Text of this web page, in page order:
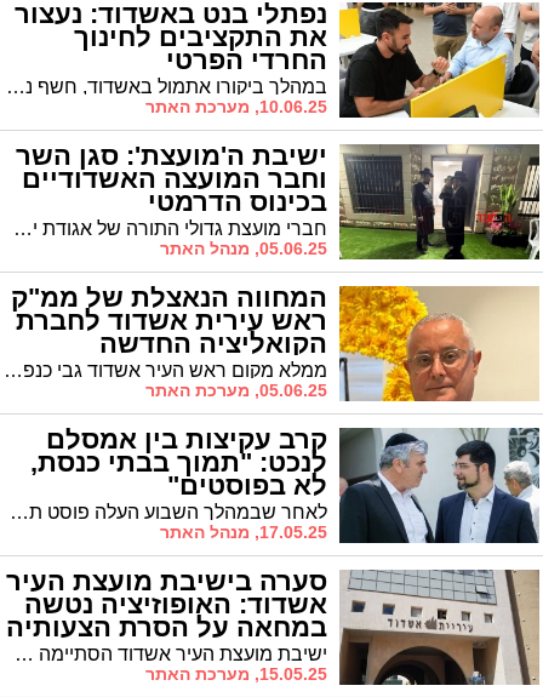
נפתלי בנט באשדוד: נעצור
את התקציבים לחינוך
החרדי הפרטי
במהלך ביקורו אתמול באשדוד, חשף נפתלי בנט, המבקש להתמודד על ראשות הממשלה פעם נוספת, את משנתו בנושאים הנוגעים לציבור החרדי. "מי שרוצה ללמוד במערכת חינוך פרטית/חרדית שאינה עונה על צרכי המדינה, שיממן זאת מכיסו, לא מכיסם של תושבי מדינת ישראל", אמר במהלך ביקור בביתו של מו"ל 'אשדוד נט' איל בן שמחון
10.06.25, מערכת האתר
ישיבת ה'מועצת': סגן השר
וחבר המועצה האשדודיים
בכינוס הדרמטי
חברי מועצת גדולי התורה של אגודת ישראל מתכנסים בשעה זו באכסנייתו של האדמו"ר מויזניץ במושב-אורה כדי לדון בצעדים הנדרשים לנוכח אי קידום החוק שיסדיר את מעמדם של בני הישיבות. בפתח נצפו סגן השר האשדודי ח"כ הרב טסלר עם חבר המועצה הרב שמואל שוק.
05.06.25, מנהל האתר
המחווה הנאצלת של ממ"ק
ראש עירית אשדוד לחברת
הקואליציה החדשה
ממלא מקום ראש העיר אשדוד גבי כנפו החליט לפתוח את לשכתו עבור השרה לשעבר וחברת הקואליציה החדשה סופה לנדבר, במחווה של כבוד והערכה.
05.06.25, מערכת האתר
קרב עקיצות בין אמסלם
לנכט: "תמוך בבתי כנסת,
לא בפוסטים"
לאחר שבמהלך השבוע העלה פוסט תמונות שבהן הוא נראה מניח תפילין ודיווח על התקרבות לדת, עקץ אמסלם: "לא די בהתקרבות לדת. תמוך בבתי כנסת". נכט בתגובה: "אני יהודי גאה שמכבד את המסורת ותמיד אכבד". על מה המריבה?
17.05.25, מנהל האתר
סערה בישיבת מועצת העיר
אשדוד: האופוזיציה נטשה
במחאה על הסרת הצעותיה
ישיבת מועצת העיר אשדוד הסתיימה אתמול בתוך דקות ספורות לאחר שחברי האופוזיציה נטשו את אולם הישיבות במחאה על הסרת שלוש הצעות לסדר שהגישו. גבי כנפו: , "כל הצעה לסדר שהוסרה מסדר היום קיבלה נימוק מפורט ומדויק. חברי האופוזיציה משתמשים בכלי של הצעה לסדר ללא בדיקה מעמיקה וחסרת אחריות ולפעמים אפילו גובלת בציניות"
15.05.25, מערכת האתר